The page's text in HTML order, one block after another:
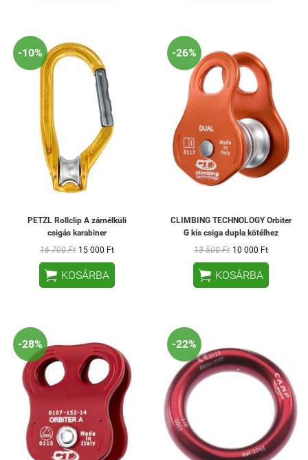
-10%
PETZL Rollclip A zárnélküli
csigás karabiner
16 700 Ft 15 000 Ft
 KOSÁRBA
-26%
CLIMBING TECHNOLOGY Orbiter
G kis csiga dupla kötélhez
13 500 Ft 10 000 Ft
 KOSÁRBA
-28% -22%